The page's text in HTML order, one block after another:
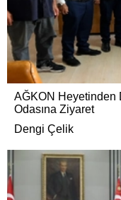
AĞKON Heyetinden
Odasına Ziyaret
Dengi Çelik